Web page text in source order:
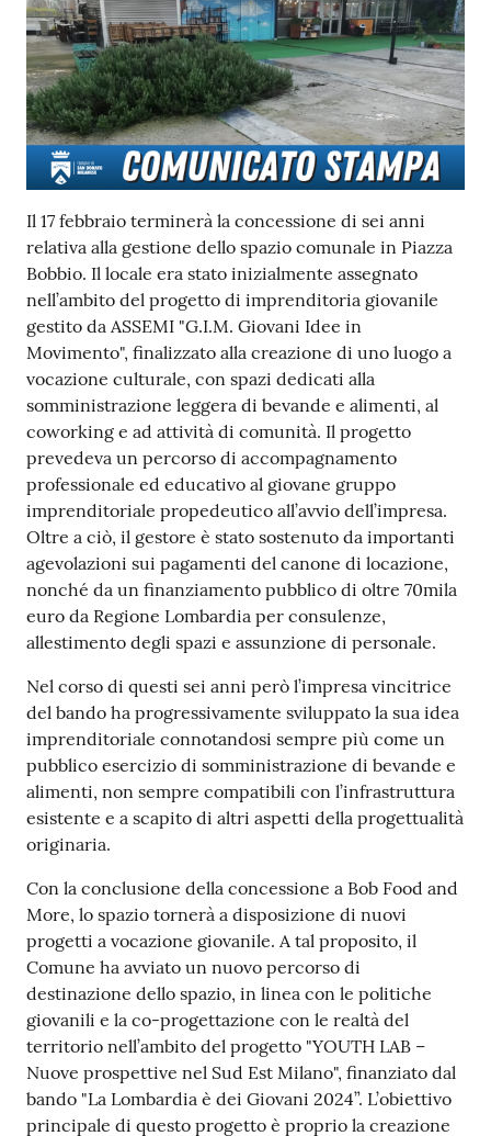
Il 17 febbraio terminerà la concessione di sei anni
relativa alla gestione dello spazio comunale in Piazza
Bobbio. Il locale era stato inizialmente assegnato
nell’ambito del progetto di imprenditoria giovanile
gestito da ASSEMI "G.I.M. Giovani Idee in
Movimento", finalizzato alla creazione di uno luogo a
vocazione culturale, con spazi dedicati alla
somministrazione leggera di bevande e alimenti, al
coworking e ad attività di comunità. Il progetto
prevedeva un percorso di accompagnamento
professionale ed educativo al giovane gruppo
imprenditoriale propedeutico all’avvio dell’impresa.
Oltre a ciò, il gestore è stato sostenuto da importanti
agevolazioni sui pagamenti del canone di locazione,
nonché da un finanziamento pubblico di oltre 70mila
euro da Regione Lombardia per consulenze,
allestimento degli spazi e assunzione di personale.
Nel corso di questi sei anni però l’impresa vincitrice
del bando ha progressivamente sviluppato la sua idea
imprenditoriale connotandosi sempre più come un
pubblico esercizio di somministrazione di bevande e
alimenti, non sempre compatibili con l’infrastruttura
esistente e a scapito di altri aspetti della progettualità
originaria.
Con la conclusione della concessione a Bob Food and
More, lo spazio tornerà a disposizione di nuovi
progetti a vocazione giovanile. A tal proposito, il
Comune ha avviato un nuovo percorso di
destinazione dello spazio, in linea con le politiche
giovanili e la co-progettazione con le realtà del
territorio nell’ambito del progetto "YOUTH LAB –
Nuove prospettive nel Sud Est Milano", finanziato dal
bando "La Lombardia è dei Giovani 2024”. L’obiettivo
principale di questo progetto è proprio la creazione